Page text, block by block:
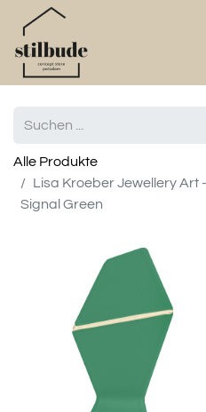
Alle Produkte
Lisa Kroeber Jewellery Art
Signal Green